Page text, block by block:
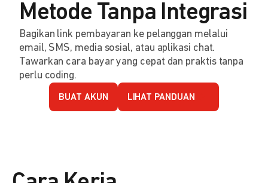
Metode Tanpa Integrasi
Bagikan link pembayaran ke pelanggan melalui
email, SMS, media sosial, atau aplikasi chat.
Tawarkan cara bayar yang cepat dan praktis tanpa
perlu coding.
BUAT AKUN LIHAT PANDUAN